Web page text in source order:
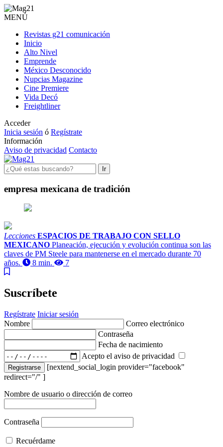
MENÚ
Revistas g21 comunicación
Inicio
Alto Nivel
Emprende
México Desconocido
Nupcias Magazine
Cine Premiere
Vida Decó
Freightliner
Acceder
Inicia sesión ó Regístrate
Información
Aviso de privacidad Contacto
Ir
empresa mexicana de tradición
Lecciones ESPACIOS DE TRABAJO CON SELLO
MEXICANO Planeación, ejecución y evolución continua son las
claves de PM Steele para mantenerse en el mercado durante 70
años.
8 min. 7
Suscríbete
Regístrate Iniciar sesión
Nombre
Correo electrónico
Contraseña
Fecha de nacimiento
Acepto el aviso de privacidad
Registrarse
[nextend_social_login provider="facebook"
redirect="/" ]
Nombre de usuario o dirección de correo
Contraseña
Recuérdame